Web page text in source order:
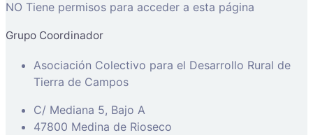
NO Tiene permisos para acceder a esta página
Grupo Coordinador
Asociación Colectivo para el Desarrollo Rural de
Tierra de Campos
C/ Mediana 5, Bajo A
47800 Medina de Rioseco